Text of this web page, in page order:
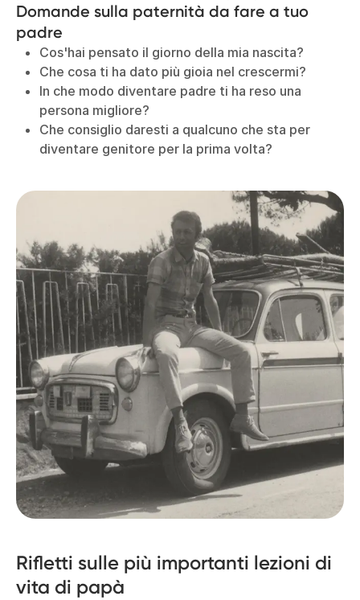
Domande sulla paternità da fare a tuo
padre
Cos'hai pensato il giorno della mia nascita?
Che cosa ti ha dato più gioia nel crescermi?
In che modo diventare padre ti ha reso una
persona migliore?
Che consiglio daresti a qualcuno che sta per
diventare genitore per la prima volta?
Rifletti sulle più importanti lezioni di
vita di papà